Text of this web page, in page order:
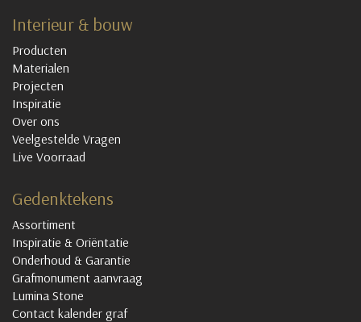
Interieur & bouw
Producten
Materialen
Projecten
Inspiratie
Over ons
Veelgestelde Vragen
Live Voorraad
Gedenktekens
Assortiment
Inspiratie & Oriëntatie
Onderhoud & Garantie
Grafmonument aanvraag
Lumina Stone
Contact kalender graf